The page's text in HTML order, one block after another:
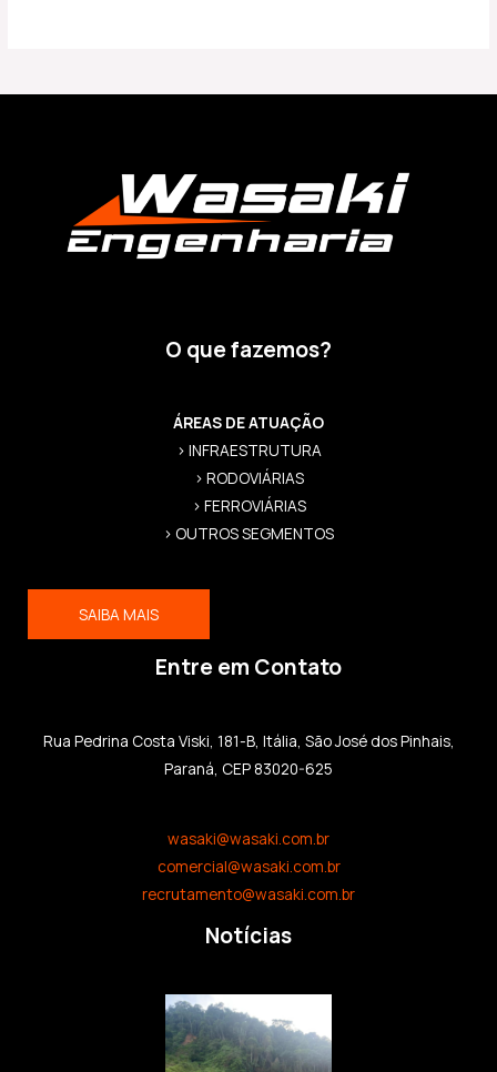
O que fazemos?
ÁREAS DE ATUAÇÃO
> INFRAESTRUTURA
> RODOVIÁRIAS
> FERROVIÁRIAS
> OUTROS SEGMENTOS
SAIBA MAIS
Entre em Contato
Rua Pedrina Costa Viski, 181-B, Itália, São José dos Pinhais,
Paraná, CEP 83020-625
wasaki@wasaki.com.br
comercial@wasaki.com.br
recrutamento@wasaki.com.br
Notícias